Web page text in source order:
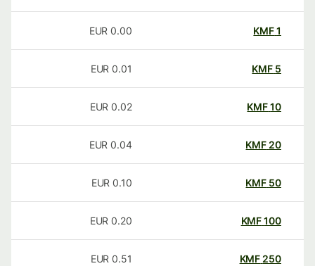
KMF
0.00
EUR
KMF
0.01
EUR
KMF
0.02
EUR
20
KMF
0.04
EUR
50
KMF
0.10
EUR
100
KMF
0.20
EUR
250
KMF
0.51
EUR